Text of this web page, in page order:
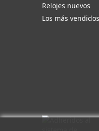
Relojes nuevos
Los más vendidos